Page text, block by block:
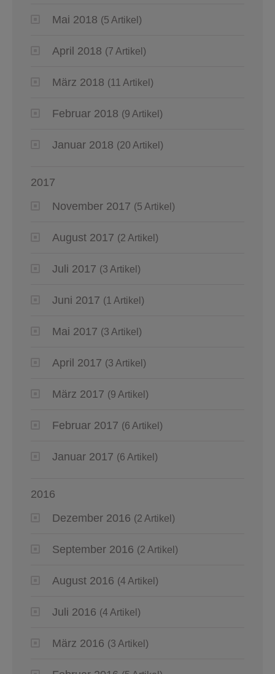
Mai 2018 (5 Artikel)
April 2018 (7 Artikel)
März 2018 (11 Artikel)
Februar 2018 (9 Artikel)
Januar 2018 (20 Artikel)
2017
November 2017 (5 Artikel)
August 2017 (2 Artikel)
Juli 2017 (3 Artikel)
Juni 2017 (1 Artikel)
Mai 2017 (3 Artikel)
April 2017 (3 Artikel)
März 2017 (9 Artikel)
Februar 2017 (6 Artikel)
Januar 2017 (6 Artikel)
2016
Dezember 2016 (2 Artikel)
September 2016 (2 Artikel)
August 2016 (4 Artikel)
Juli 2016 (4 Artikel)
März 2016 (3 Artikel)